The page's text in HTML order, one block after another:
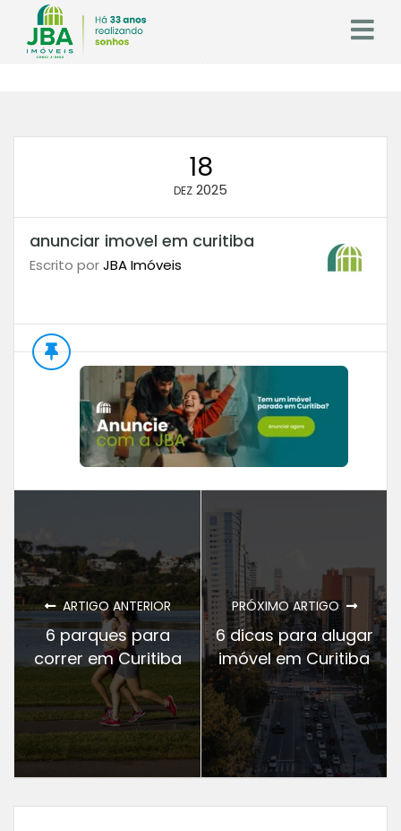
18
DEZ 2025
anunciar imovel em curitiba
Escrito porJBA Imóveis
ARTIGO ANTERIOR
6 parques para
correr em Curitiba
PRÓXIMO ARTIGO
6 dicas para alugar
imóvel em Curitiba